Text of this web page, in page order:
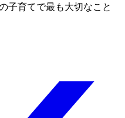
子育てで最も大切なこと